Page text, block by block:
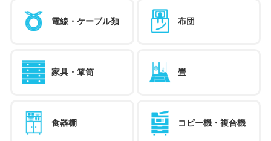
電線・ケーブル類 布団
家具・箪笥 畳
食器棚 コピー機・複合機